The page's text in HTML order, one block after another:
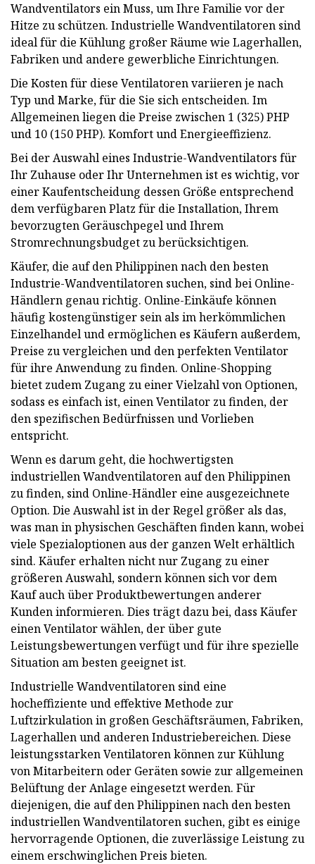
Wandventilators ein Muss, um Ihre Familie vor der
Hitze zu schützen. Industrielle Wandventilatoren sind
ideal für die Kühlung großer Räume wie Lagerhallen,
Fabriken und andere gewerbliche Einrichtungen.
Die Kosten für diese Ventilatoren variieren je nach
Typ und Marke, für die Sie sich entscheiden. Im
Allgemeinen liegen die Preise zwischen 1 (325) PHP
und 10 (150 PHP). Komfort und Energieeffizienz.
Bei der Auswahl eines Industrie-Wandventilators für
Ihr Zuhause oder Ihr Unternehmen ist es wichtig, vor
einer Kaufentscheidung dessen Größe entsprechend
dem verfügbaren Platz für die Installation, Ihrem
bevorzugten Geräuschpegel und Ihrem
Stromrechnungsbudget zu berücksichtigen.
Käufer, die auf den Philippinen nach den besten
Industrie-Wandventilatoren suchen, sind bei Online-
Händlern genau richtig. Online-Einkäufe können
häufig kostengünstiger sein als im herkömmlichen
Einzelhandel und ermöglichen es Käufern außerdem,
Preise zu vergleichen und den perfekten Ventilator
für ihre Anwendung zu finden. Online-Shopping
bietet zudem Zugang zu einer Vielzahl von Optionen,
sodass es einfach ist, einen Ventilator zu finden, der
den spezifischen Bedürfnissen und Vorlieben
entspricht.
Wenn es darum geht, die hochwertigsten
industriellen Wandventilatoren auf den Philippinen
zu finden, sind Online-Händler eine ausgezeichnete
Option. Die Auswahl ist in der Regel größer als das,
was man in physischen Geschäften finden kann, wobei
viele Spezialoptionen aus der ganzen Welt erhältlich
sind. Käufer erhalten nicht nur Zugang zu einer
größeren Auswahl, sondern können sich vor dem
Kauf auch über Produktbewertungen anderer
Kunden informieren. Dies trägt dazu bei, dass Käufer
einen Ventilator wählen, der über gute
Leistungsbewertungen verfügt und für ihre spezielle
Situation am besten geeignet ist.
Industrielle Wandventilatoren sind eine
hocheffiziente und effektive Methode zur
Luftzirkulation in großen Geschäftsräumen, Fabriken,
Lagerhallen und anderen Industriebereichen. Diese
leistungsstarken Ventilatoren können zur Kühlung
von Mitarbeitern oder Geräten sowie zur allgemeinen
Belüftung der Anlage eingesetzt werden. Für
diejenigen, die auf den Philippinen nach den besten
industriellen Wandventilatoren suchen, gibt es einige
hervorragende Optionen, die zuverlässige Leistung zu
einem erschwinglichen Preis bieten.